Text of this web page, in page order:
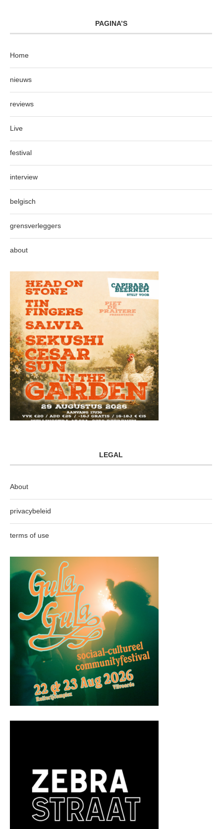
PAGINA’S
Home
nieuws
reviews
Live
festival
interview
belgisch
grensverleggers
about
LEGAL
About
privacybeleid
terms of use